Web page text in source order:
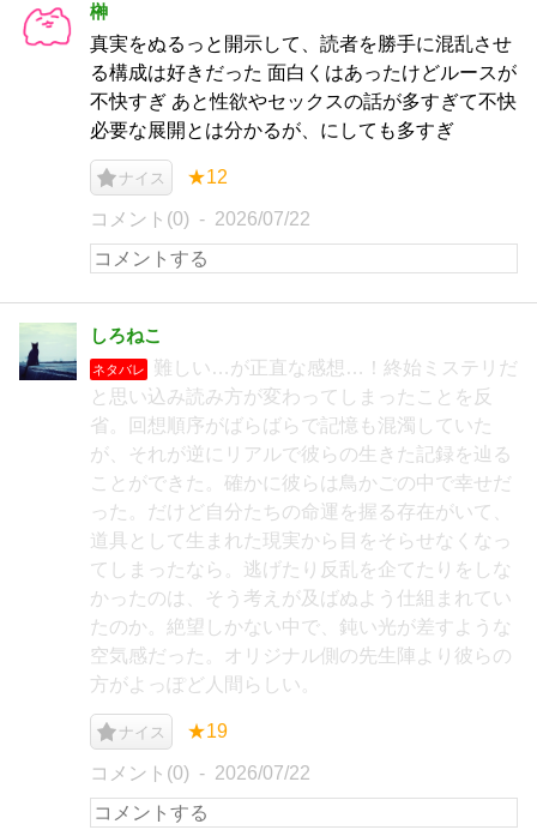
榊
真実をぬるっと開示して、読者を勝手に混乱させ
る構成は好きだった 面白くはあったけどルースが
不快すぎ あと性欲やセックスの話が多すぎて不快
必要な展開とは分かるが、にしても多すぎ
ナイス ★12
コメント(0) 2026/07/22
しろねこ
ネタバレ
難しい…が正直な感想…！終始ミステリだ
と思い込み読み方が変わってしまったことを反
省。回想順序がばらばらで記憶も混濁していた
が、それが逆にリアルで彼らの生きた記録を辿る
ことができた。確かに彼らは鳥かごの中で幸せだ
った。だけど自分たちの命運を握る存在がいて、
道具として生まれた現実から目をそらせなくなっ
てしまったなら。逃げたり反乱を企てたりをしな
かったのは、そう考えが及ばぬよう仕組まれてい
たのか。絶望しかない中で、鈍い光が差すような
空気感だった。オリジナル側の先生陣より彼らの
方がよっぽど人間らしい。
ナイス ★19
コメント(0) 2026/07/22